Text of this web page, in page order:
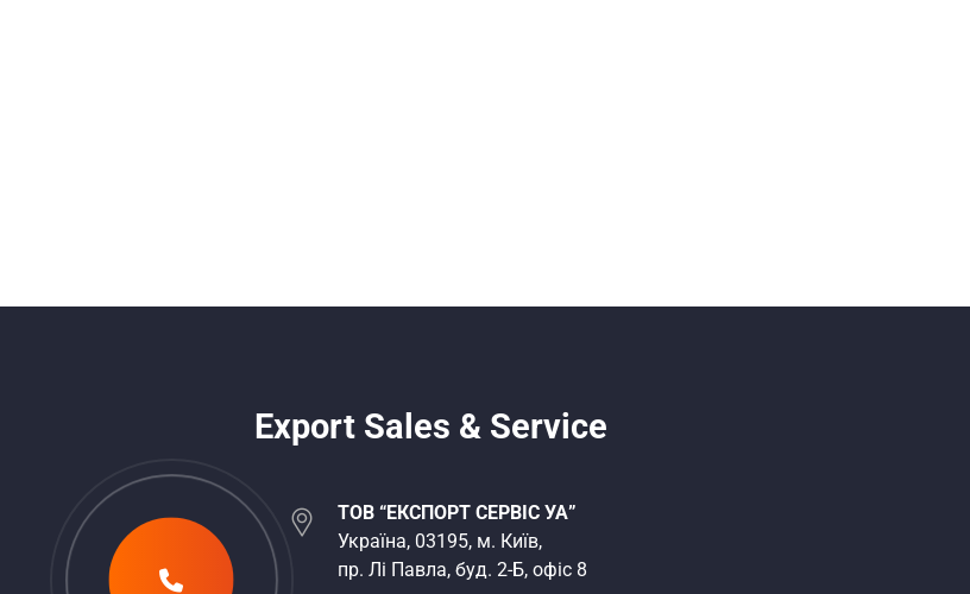
Export Sales & Service
ТОВ “ЕКСПОРТ СЕРВІС УА”
Україна, 03195, м. Київ,
пр. Лі Павла, буд. 2-Б, офіс 8